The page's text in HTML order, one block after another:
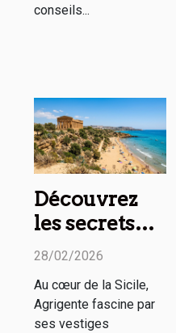
conseils...
Découvrez
les secrets
des temples
plages
d'Agrigente
28/02/2026
Au cœur de la Sicile,
Agrigente fascine par
ses vestiges